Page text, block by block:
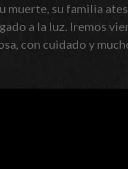
muerte, su familia
a la luz. Iremos
con cuidado y